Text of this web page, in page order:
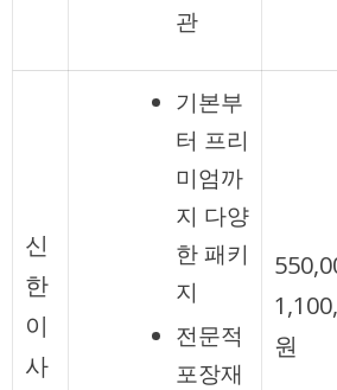
관
신
한
이
사
기본부
터 프리
미엄까
지 다양
한 패키
지
전문적
포장재
원